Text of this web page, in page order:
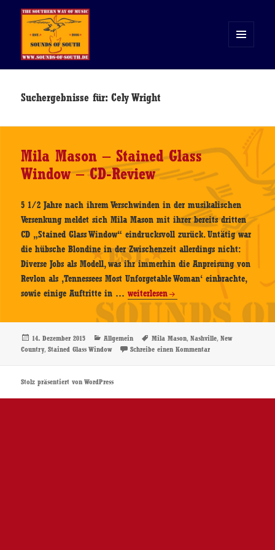
WIDGETS
Suchergebnisse für: Cely Wright
Mila Mason – Stained Glass
Window – CD-Review
5 1/2 Jahre nach ihrem Verschwinden in der musikalischen
Versenkung meldet sich Mila Mason mit ihrer bereits dritten
CD „Stained Glass Window“ eindrucksvoll zurück. Untätig war
die hübsche Blondine in der Zwischenzeit allerdings nicht:
Diverse Jobs als Modell, was ihr immerhin die Anpreisung von
Revlon als ‚Tennessees Most Unforgetable Woman‘ einbrachte,
sowie einige Auftritte in …Mila
Mason
–
Stained
Glass
CD-
weiterlesen
Veröffentlicht
am
14. Dezember 2015 Kategorien
Allgemein Schlagwörter
Mila Mason,Nashville,New
Country,Stained Glass Window Schreibe einen Kommentarzu Mila Mason –
Stolz präsentiert von WordPress